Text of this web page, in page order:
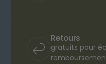
Retours
gratuits pour